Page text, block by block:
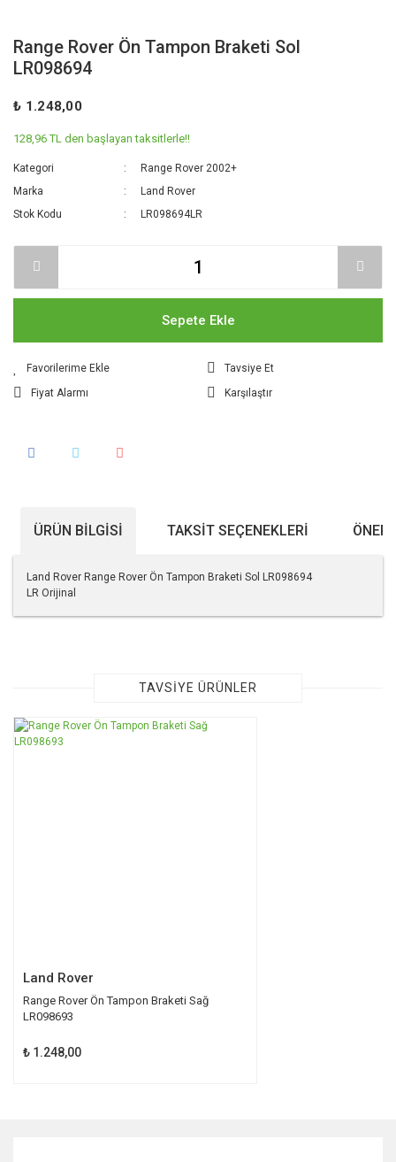
Range Rover Ön Tampon Braketi Sol
LR098694
₺ 1.248,00
128,96 TL den başlayan taksitlerle!!
Kategori
Range Rover 2002+
Marka
Land Rover
Stok Kodu
LR098694LR
Sepete Ekle
Tavsiye Et
Fiyat Alarmı
Karşılaştır
ÜRÜN BILGISI TAKSIT SEÇENEKLERI
Land Rover Range Rover Ön Tampon Braketi Sol LR098694
LR Orijinal
Görüş ve önerileriniz için teşekkür ederiz.
Ürün resmi kalitesiz, bozuk veya görüntülenemiyor.
TAVSİYE ÜRÜNLER
Land Rover
Range Rover Ön Tampon Braketi Sağ
LR098693
₺ 1.248,00